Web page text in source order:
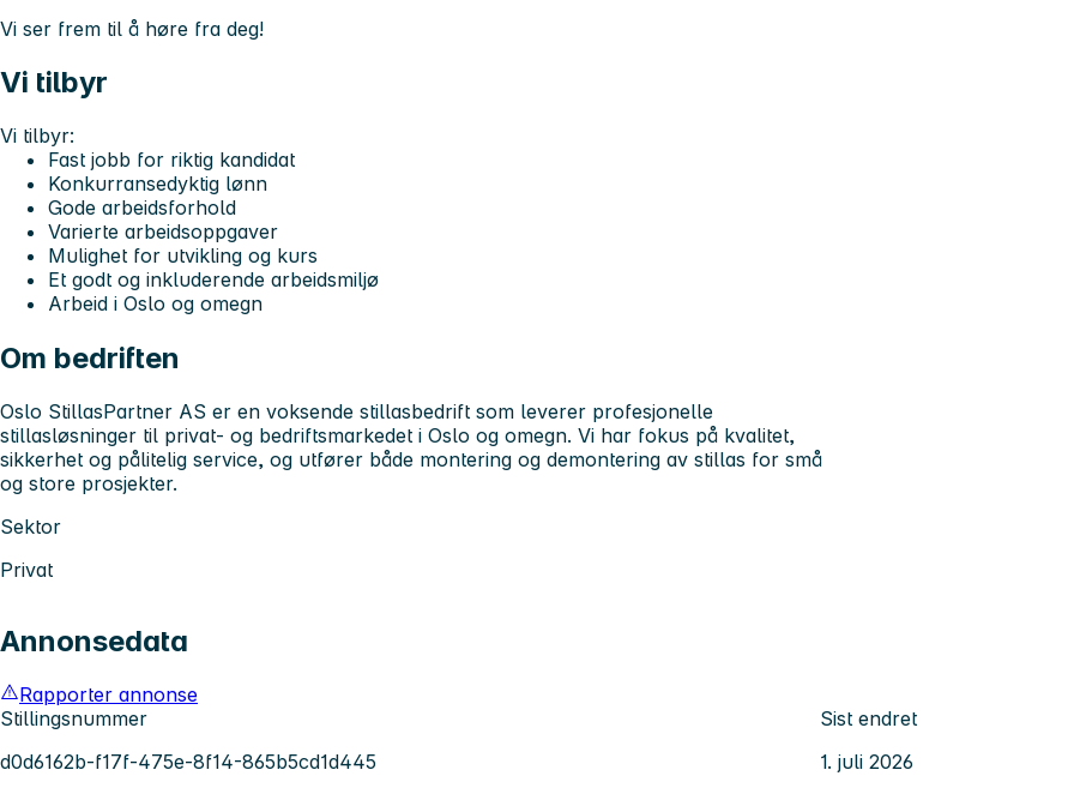
Vi ser frem til å høre fra deg!
Vi tilbyr
Vi tilbyr:
Fast jobb for riktig kandidat
Konkurransedyktig lønn
Gode arbeidsforhold
Varierte arbeidsoppgaver
Mulighet for utvikling og kurs
Et godt og inkluderende arbeidsmiljø
Arbeid i Oslo og omegn
Om bedriften
Oslo StillasPartner AS er en voksende stillasbedrift som leverer profesjonelle
stillasløsninger til privat- og bedriftsmarkedet i Oslo og omegn. Vi har fokus på kvalitet,
sikkerhet og pålitelig service, og utfører både montering og demontering av stillas for små
og store prosjekter.
Sektor
Privat
Annonsedata
Rapporter annonse
Stillingsnummer
d0d6162b-f17f-475e-8f14-865b5cd1d445
Sist endret
1. juli 2026